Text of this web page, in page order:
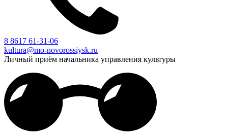
8 8617 61-31-06
kultura@mo-novorossiysk.ru
Личный приём начальника управления культуры